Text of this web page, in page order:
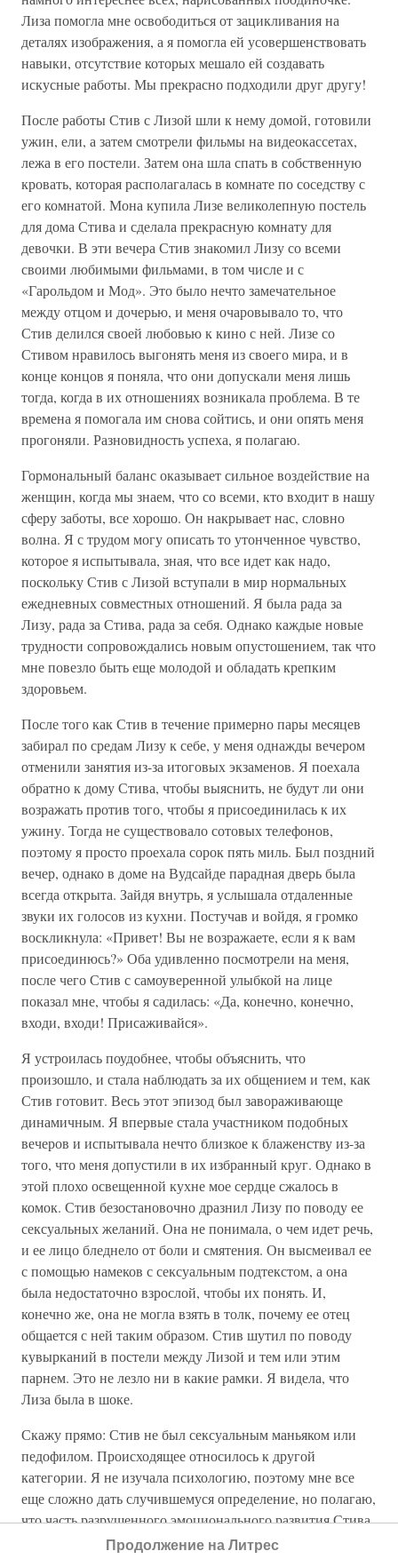
Лиза помогла мне освободиться от зацикливания на
деталях изображения, а я помогла ей усовершенствовать
навыки, отсутствие которых мешало ей создавать
искусные работы. Мы прекрасно подходили друг другу!
После работы Стив с Лизой шли к нему домой, готовили
ужин, ели, а затем смотрели фильмы на видеокассетах,
лежа в его постели. Затем она шла спать в собственную
кровать, которая располагалась в комнате по соседству с
его комнатой. Мона купила Лизе великолепную постель
для дома Стива и сделала прекрасную комнату для
девочки. В эти вечера Стив знакомил Лизу со всеми
своими любимыми фильмами, в том числе и с
«Гарольдом и Мод». Это было нечто замечательное
между отцом и дочерью, и меня очаровывало то, что
Стив делился своей любовью к кино с ней. Лизе со
Стивом нравилось выгонять меня из своего мира, и в
конце концов я поняла, что они допускали меня лишь
тогда, когда в их отношениях возникала проблема. В те
времена я помогала им снова сойтись, и они опять меня
прогоняли. Разновидность успеха, я полагаю.
Гормональный баланс оказывает сильное воздействие на
женщин, когда мы знаем, что со всеми, кто входит в нашу
сферу заботы, все хорошо. Он накрывает нас, словно
волна. Я с трудом могу описать то утонченное чувство,
которое я испытывала, зная, что все идет как надо,
поскольку Стив с Лизой вступали в мир нормальных
ежедневных совместных отношений. Я была рада за
Лизу, рада за Стива, рада за себя. Однако каждые новые
трудности сопровождались новым опустошением, так что
мне повезло быть еще молодой и обладать крепким
здоровьем.
После того как Стив в течение примерно пары месяцев
забирал по средам Лизу к себе, у меня однажды вечером
отменили занятия из-за итоговых экзаменов. Я поехала
обратно к дому Стива, чтобы выяснить, не будут ли они
возражать против того, чтобы я присоединилась к их
ужину. Тогда не существовало сотовых телефонов,
поэтому я просто проехала сорок пять миль. Был поздний
вечер, однако в доме на Вудсайде парадная дверь была
всегда открыта. Зайдя внутрь, я услышала отдаленные
звуки их голосов из кухни. Постучав и войдя, я громко
воскликнула: «Привет! Вы не возражаете, если я к вам
присоединюсь?» Оба удивленно посмотрели на меня,
после чего Стив с самоуверенной улыбкой на лице
показал мне, чтобы я садилась: «Да, конечно, конечно,
входи, входи! Присаживайся».
Я устроилась поудобнее, чтобы объяснить, что
произошло, и стала наблюдать за их общением и тем, как
Стив готовит. Весь этот эпизод был завораживающе
динамичным. Я впервые стала участником подобных
вечеров и испытывала нечто близкое к блаженству из-за
того, что меня допустили в их избранный круг. Однако в
этой плохо освещенной кухне мое сердце сжалось в
комок. Стив безостановочно дразнил Лизу по поводу ее
сексуальных желаний. Она не понимала, о чем идет речь,
и ее лицо бледнело от боли и смятения. Он высмеивал ее
с помощью намеков с сексуальным подтекстом, а она
была недостаточно взрослой, чтобы их понять. И,
конечно же, она не могла взять в толк, почему ее отец
общается с ней таким образом. Стив шутил по поводу
кувырканий в постели между Лизой и тем или этим
парнем. Это не лезло ни в какие рамки. Я видела, что
Лиза была в шоке.
Скажу прямо: Стив не был сексуальным маньяком или
педофилом. Происходящее относилось к другой
категории. Я не изучала психологию, поэтому мне все
еще сложно дать случившемуся определение, но полагаю,
что часть разрушенного эмоционального развития Стива
стала причиной появления у него абсурдно
Продолжение на Литрес